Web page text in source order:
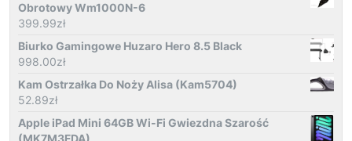
Obrotowy Wm1000N-6
399.99zł
Biurko Gamingowe Huzaro Hero 8.5 Black
998.00zł
Kam Ostrzałka Do Noży Alisa (Kam5704)
52.89zł
Apple iPad Mini 64GB Wi-Fi Gwiezdna Szarość
(MK7M3FDA)